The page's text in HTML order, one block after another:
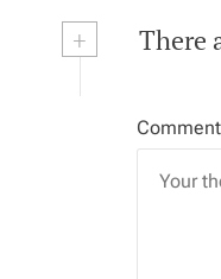
+ There
Comment